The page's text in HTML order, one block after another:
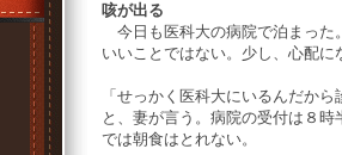
咳が出る
今日も医科大の病院で泊まった
いいことではない。少し、心配に
「せっかく医科大にいるんだから
と、妻が言う。病院の受付は８
では朝食はとれない。